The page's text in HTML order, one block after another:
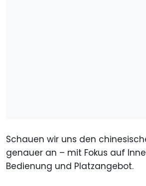
Schauen wir uns den
genauer an – mit Fokus auf
Bedienung und Platzangebot.